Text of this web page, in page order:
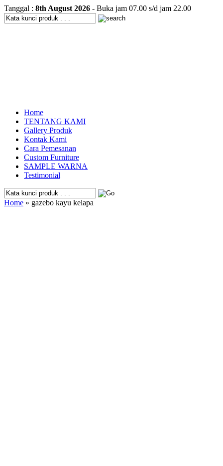
Tanggal : 8th August 2026 - Buka jam 07.00 s/d jam 22.00
Home
TENTANG KAMI
Gallery Produk
Kontak Kami
Cara Pemesanan
Custom Furniture
SAMPLE WARNA
Testimonial
Home » gazebo kayu kelapa